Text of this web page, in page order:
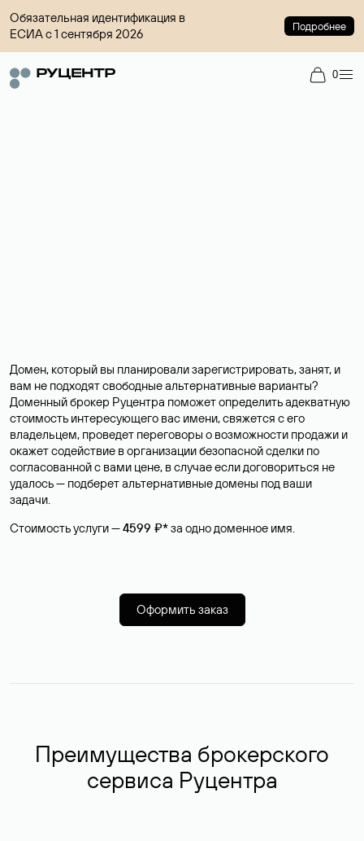
Обязательная идентификация в
ЕСИА с 1 сентября 2026
Подробнее
0
Домен, который вы планировали зарегистрировать, занят, и
вам не подходят свободные альтернативные варианты?
Доменный брокер Руцентра поможет определить адекватную
стоимость интересующего вас имени, свяжется с его
владельцем, проведет переговоры о возможности продажи и
окажет содействие в организации безопасной сделки по
согласованной с вами цене, в случае если договориться не
удалось — подберет альтернативные домены под ваши
задачи.
Стоимость услуги —4599 ₽*за одно доменное имя.
Оформить заказ
Преимущества брокерского
сервиса Руцентра